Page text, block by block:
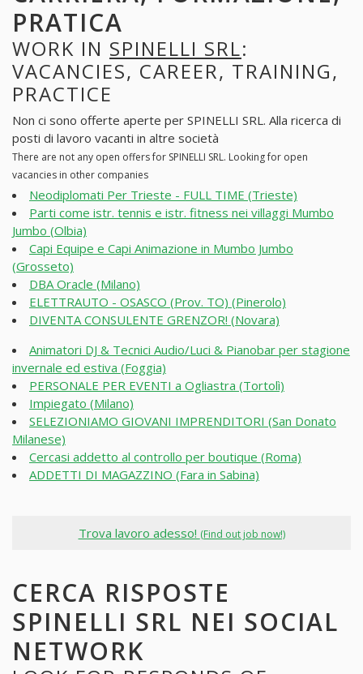
PRATICA
WORK IN SPINELLI SRL:
VACANCIES, CAREER, TRAINING,
PRACTICE
Non ci sono offerte aperte per SPINELLI SRL. Alla ricerca di
posti di lavoro vacanti in altre società
There are not any open offers for SPINELLI SRL. Looking for open
vacancies in other companies
Neodiplomati Per Trieste - FULL TIME (Trieste)
Parti come istr. tennis e istr. fitness nei villaggi Mumbo
Jumbo (Olbia)
Capi Equipe e Capi Animazione in Mumbo Jumbo
(Grosseto)
DBA Oracle (Milano)
ELETTRAUTO - OSASCO (Prov. TO) (Pinerolo)
DIVENTA CONSULENTE GRENZOR! (Novara)
Animatori DJ & Tecnici Audio/Luci & Pianobar per stagione
invernale ed estiva (Foggia)
PERSONALE PER EVENTI a Ogliastra (Tortolì)
Impiegato (Milano)
SELEZIONIAMO GIOVANI IMPRENDITORI (San Donato
Milanese)
Cercasi addetto al controllo per boutique (Roma)
ADDETTI DI MAGAZZINO (Fara in Sabina)
Trova lavoro adesso! (Find out job now!)
CERCA RISPOSTE
SPINELLI SRL NEI SOCIAL
NETWORK